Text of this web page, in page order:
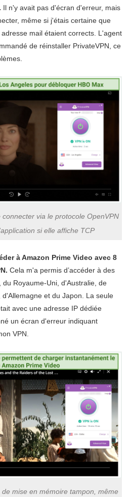
Il n'y avait pas d'écran d'erreur, mais
même si j'étais certaine que
mail étaient corrects. L'agent
de réinstaller PrivateVPN, ce
via le protocole OpenVPN
si elle affiche TCP
à Amazon Prime Video avec 8
Cela m'a permis d’accéder à des
Royaume-Uni, d'Australie, de
et du Japon. La seule
avec une adresse IP dédiée
un écran d'erreur indiquant
VPN.
de mise en mémoire tampon, même